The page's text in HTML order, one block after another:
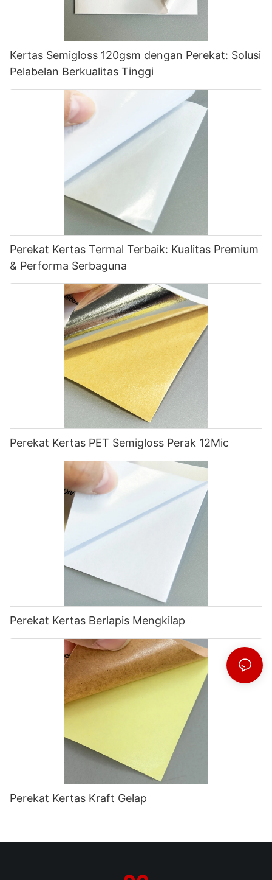
Kertas Semigloss 120gsm dengan Perekat: Solusi
Pelabelan Berkualitas Tinggi
Perekat Kertas Termal Terbaik: Kualitas Premium
& Performa Serbaguna
Perekat Kertas PET Semigloss Perak 12Mic
Perekat Kertas Berlapis Mengkilap
Perekat Kertas Kraft Gelap